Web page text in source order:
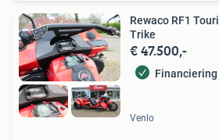
Rewaco RF1
Trike
€ 47.500,-
Venlo